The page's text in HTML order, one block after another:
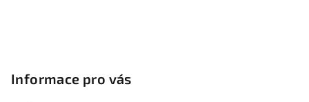
Informace pro vás